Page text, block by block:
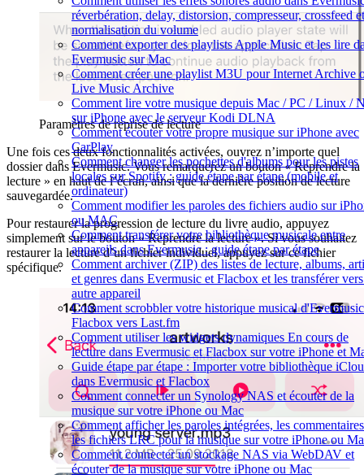
réverbération, delay, distorsion, compresseur, crossfeed et
normalisation du volume
Comment exporter des playlists Apple Music et les lire
Evermusic sur Mac
Comment créer une playlist M3U pour Internet Archive
Live Music Archive
Comment lire votre musique depuis Mac / PC / Linux /
sur iPhone avec le serveur Kodi DLNA
Comment écouter votre propre musique sur iPhone avec
CarPlay
Comment changer les pochettes d'albums pour les pistes
locales sur Spotify : guide étape par étape (mobile et
ordinateur)
Comment modifier les paroles des fichiers audio sur
ou MAC
Comment transférer votre bibliothèque musicale entre
appareils dans Evermusic : guide étape par étape
Comment archiver (ZIP) des listes de lecture, albums,
et genres dans Evermusic et Flacbox et les transférer
autre appareil
Comment scrobbler votre historique musical
Flacbox vers Last.fm
Comment utiliser les widgets dynamiques En cours de
lecture dans Evermusic et Flacbox sur votre iPhone et
Guide étape par étape : Importer votre bibliothèque
dans Evermusic et Flacbox
Comment connecter un Synology NAS et écouter de la
musique sur votre iPhone ou Mac
Comment afficher les paroles intégrées, les
les fichiers LRC pour la musique sur votre iPhone ou
Comment connecter un stockage NAS via WebDAV et
écouter de la musique sur votre iPhone ou Mac
Paramètres de reprise de lecture
Une fois ces deux fonctionnalités activées, ouvrez n’importe quel
dossier dans Evermusic. Vous remarquerez un bouton « Reprendre la
lecture » en haut de l’écran, ainsi que la dernière position de lecture
sauvegardée.
Pour restaurer la progression de lecture du livre audio, appuyez
simplement sur le bouton « Reprendre la lecture ». Si vous souhaitez
restaurer la lecture d’un fichier individuel, appuyez sur ce fichier
spécifique.